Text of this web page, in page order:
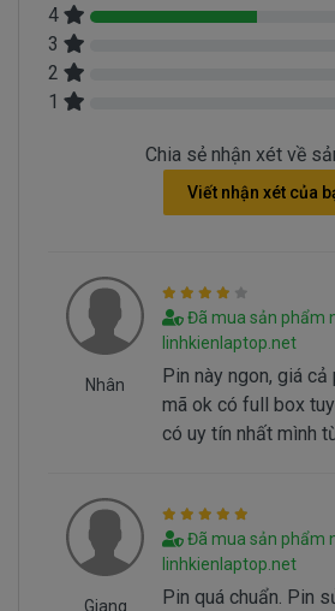
laptop Dell của chúng ta bị hư.
- Ba là ngay đèn tín hiệu của
sang màu cam.
Hình nhận biết pin dell
Battery dell Vostro 5468 bị
có 2 nguyên nhân sau đây.
- Pin có vòng đời của nó
1000 lần nạp xả thì pin dell sẻ
==> Pin sẻ bị hư
- Nguyên nhân do chúng ta
thế nào.
Sử Dung Pin Như Thế Nào Mới
4
3
2
1
Chia sẻ nhận xét về
Viết nhận xét của
Nhân
Đã mua sản phẩm
linhkienlaptop.net
Pin này ngon, giá cả
mã ok có full box
có uy tín nhất mình
Giang
Đã mua sản phẩm
linhkienlaptop.net
Pin quá chuẩn. Pin